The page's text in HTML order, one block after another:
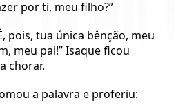
por ti, meu filho?”
pois, tua única bênção, meu
meu pai!” Isaque ficou
chorar.
a palavra e proferiu: